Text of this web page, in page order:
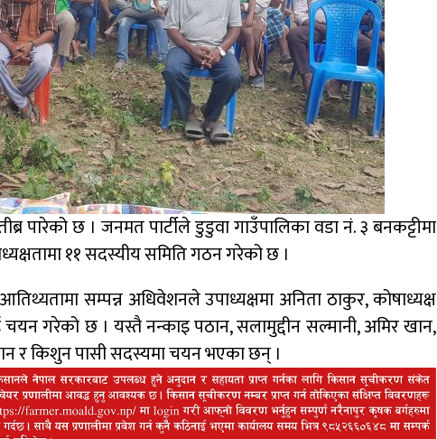
पारेको छ । जनमत पार्टीले डुडुवा गाउँपालिका वडा नं. ३ बनकट्टीमा
११ सदस्यीय समिति गठन गरेको छ ।
सम्पन्न अधिवेशनले उपाध्यक्षमा अनिता ठाकुर, कोषाध्यक्ष
गरेको छ । यस्तै नन्काइ पठान, सलामुद्दीन सल्मानी, अमिर खान,
र किशुन पासी सदस्यमा चयन भएका छन् ।